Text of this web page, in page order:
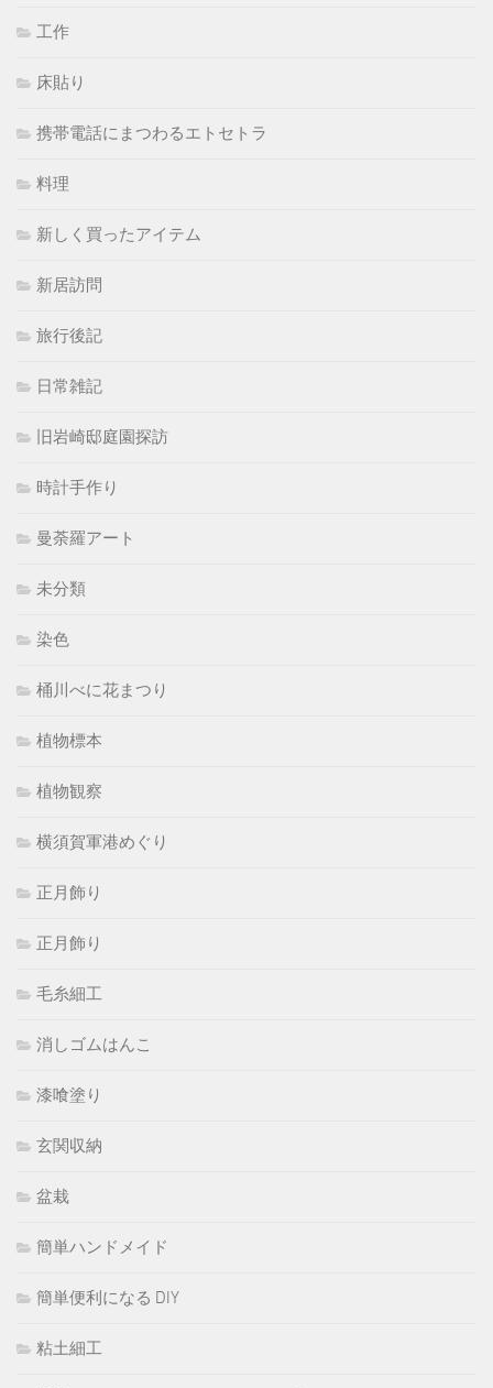
工作
床貼り
携帯電話にまつわるエトセトラ
料理
新しく買ったアイテム
新居訪問
旅行後記
日常雑記
旧岩崎邸庭園探訪
時計手作り
曼荼羅アート
未分類
染色
桶川べに花まつり
植物標本
植物観察
横須賀軍港めぐり
正月飾り
正月飾り
毛糸細工
消しゴムはんこ
漆喰塗り
玄関収納
盆栽
簡単ハンドメイド
簡単便利になる DIY
粘土細工